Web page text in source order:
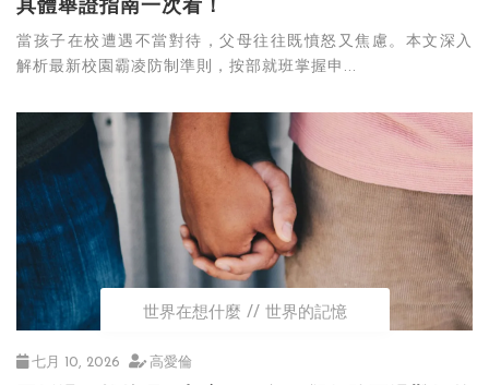
具體舉證指南一次看！
當孩子在校遭遇不當對待，父母往往既憤怒又焦慮。本文深入
解析最新校園霸凌防制準則，按部就班掌握申...
世界在想什麼 世界的記憶
七月 10, 2026 高愛倫